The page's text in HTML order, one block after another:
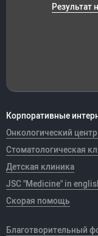
Корпоративные
Онкологический
Стоматологическая
Детская клиника
JSC "Medicine" in
Скорая помощь
Благотворительный
Результат